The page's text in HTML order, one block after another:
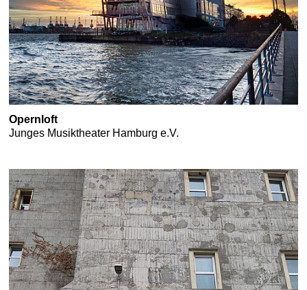
Opernloft
Junges Musiktheater Hamburg e.V.